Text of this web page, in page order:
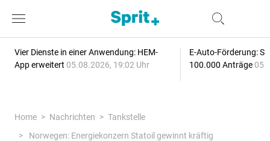
Vier Dienste in einer Anwendung: HEM-
App erweitert 05.08.2026, 19:02 Uhr
E-Auto-Förderung:
100.000 Anträge
Home Nachrichten
Tankstelle
Norwegen: Energiekonzern Statoil gewinnt kräftig